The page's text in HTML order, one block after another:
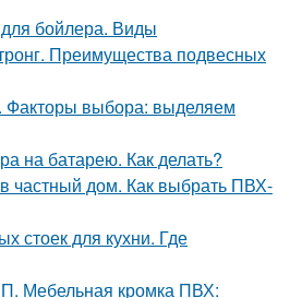
бойлера. Виды
Преимущества подвесных
Факторы выбора: выделяем
на батарею. Как делать?
частный дом. Как выбрать ПВХ-
стоек для кухни. Где
Мебельная кромка ПВХ: